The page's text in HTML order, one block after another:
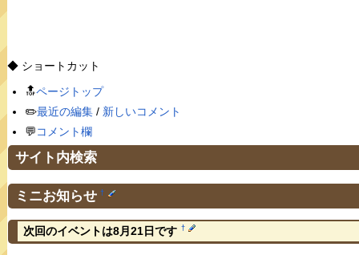
◆ ショートカット
🔝ページトップ
✏️最近の編集/ 新しいコメント
💬コメント欄
サイト内検索
ミニお知らせ †
次回のイベントは8月21日です †